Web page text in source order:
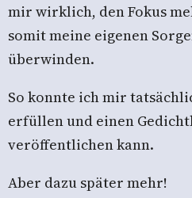
mir wirklich, den Fokus
somit meine eigenen
überwinden.
So konnte ich mir
erfüllen und einen
veröffentlichen kann.
Aber dazu später mehr!